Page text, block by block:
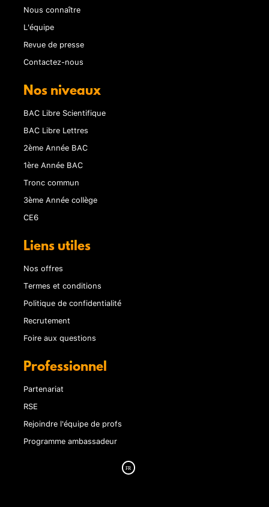
Nous connaître
L'équipe
Revue de presse
Contactez-nous
Nos niveaux
BAC Libre Scientifique
BAC Libre Lettres
2ème Année BAC
1ère Année BAC
Tronc commun
3ème Année collège
CE6
Liens utiles
Nos offres
Termes et conditions
Politique de confidentialité
Recrutement
Foire aux questions
Professionnel
Partenariat
RSE
Rejoindre l'équipe de profs
Programme ambassadeur